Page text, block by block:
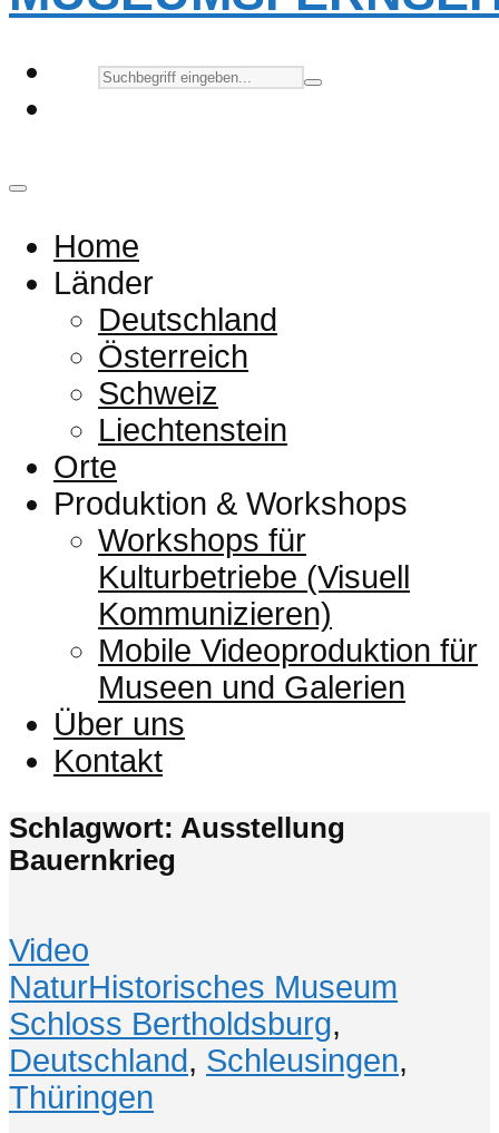
Home
Länder
Deutschland
Österreich
Schweiz
Liechtenstein
Orte
Produktion & Workshops
Workshops für
Kulturbetriebe (Visuell
Kommunizieren)
Mobile Videoproduktion für
Museen und Galerien
Über uns
Kontakt
Schlagwort: Ausstellung
Bauernkrieg
Video
NaturHistorisches Museum
Schloss Bertholdsburg,
Deutschland, Schleusingen,
Thüringen